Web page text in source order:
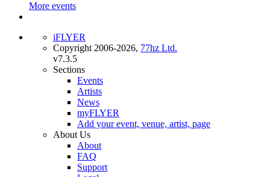
More events
iFLYER
Copyright 2006-2026, 77hz Ltd.
v7.3.5
Sections
Events
Artists
News
myFLYER
Add your event, venue, artist, page
About Us
About
FAQ
Support